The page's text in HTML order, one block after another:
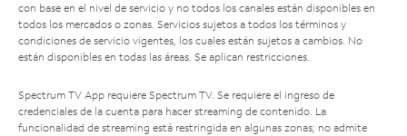
con base en el nivel de servicio y no todos los canales están disponibles en
todos los mercados o zonas. Servicios sujetos a todos los términos y
condiciones de servicio vigentes, los cuales están sujetos a cambios. No
están disponibles en todas las áreas. Se aplican restricciones.
Spectrum TV App requiere Spectrum TV. Se requiere el ingreso de
credenciales de la cuenta para hacer streaming de contenido. La
funcionalidad de streaming está restringida en algunas zonas; no admite